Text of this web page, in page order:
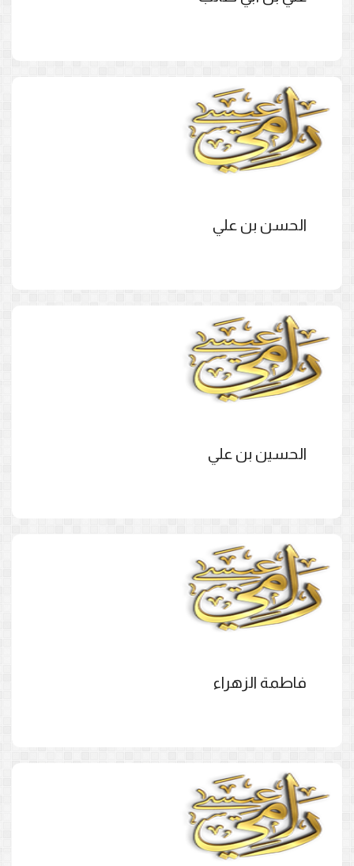
الحسن بن علي
الحسين بن علي
فاطمة الزهراء